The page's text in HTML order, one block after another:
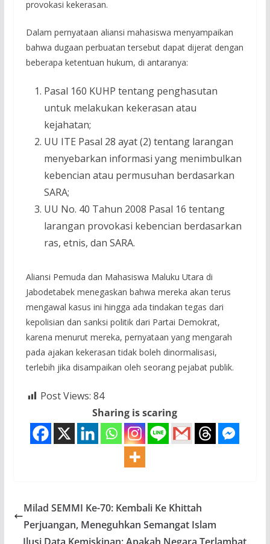
provokasi kekerasan.
Dalam pernyataan aliansi mahasiswa menyampaikan
bahwa dugaan perbuatan tersebut dapat dijerat dengan
beberapa ketentuan hukum, di antaranya:
Pasal 160 KUHP tentang penghasutan
untuk melakukan kekerasan atau
kejahatan;
UU ITE Pasal 28 ayat (2) tentang larangan
menyebarkan informasi yang menimbulkan
kebencian atau permusuhan berdasarkan
SARA;
UU No. 40 Tahun 2008 Pasal 16 tentang
larangan provokasi kebencian berdasarkan
ras, etnis, dan SARA.
Aliansi Pemuda dan Mahasiswa Maluku Utara di
Jabodetabek menegaskan bahwa mereka akan terus
mengawal kasus ini hingga ada tindakan tegas dari
kepolisian dan sanksi politik dari Partai Demokrat,
karena menurut mereka, pernyataan yang mengarah
pada ajakan kekerasan tidak boleh dinormalisasi,
terlebih jika disampaikan oleh seorang pejabat publik.
Post Views: 84
Sharing is scaring
Milad SEMMI Ke-70: Kembali Ke Khittah
Perjuangan, Meneguhkan Semangat Islam